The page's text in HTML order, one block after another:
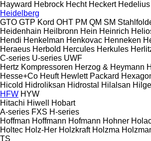
Hayward Hebrock Hecht Heckert Hedelius
Heidelberg
GTO GTP Kord OHT PM QM SM
Heidenhain Heilbronn Hein Heinrich
Hendi Henkelman Henkovac Henneken
Heraeus Herbold Hercules Herkules
C-series U-series UWF
Hertz Kompressoren Herzog & Heymann
Hesse+Co Heuft Hewlett Packard
Hicold Hidroliksan Hidrostal Hilalsan
HFW HYW
Hitachi Hiwell
Hobart
A-series FXS H-series
Hoffman Hoffmann Hofmann Hohner
Holtec Holz-Her Holzkraft Holzma
TS